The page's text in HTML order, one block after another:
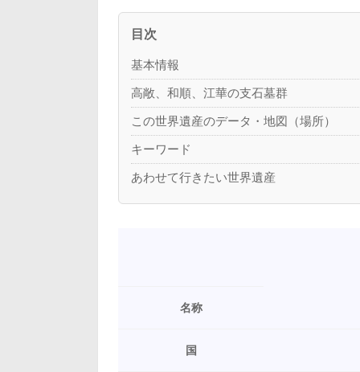
目次
基本情報
高敞、和順、江華の支石墓群
この世界遺産のデータ・地図（場所）
キーワード
あわせて行きたい世界遺産
名称
国